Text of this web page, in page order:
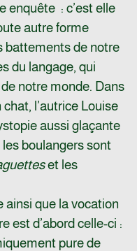
enquête : c’est elle
autre forme
battements de notre
du langage, qui
notre monde. Dans
l’autrice Louise
aussi glaçante
boulangers sont
et les
ainsi que la vocation
est d’abord celle-ci :
pure de